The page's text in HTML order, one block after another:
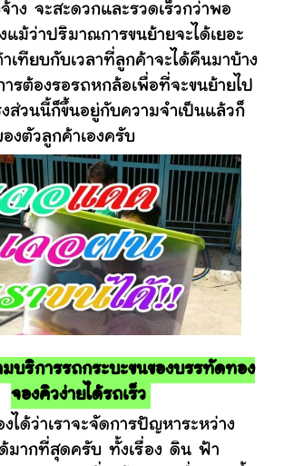
าง จะสะดวกและรวดเร็วกว่าพอ
ม้ว่าปริมาณการขนย้ายจะได้เยอะ
เทียบกับเวลาที่ลูกค้าจะได้คืนมาบ้าง
รต้องรอรถหกล้อเพื่อที่จะขนย้ายไป
ส่วนนี้ก็ขึ้นอยู่กับความจำเป็นแล้วก็
งตัวลูกค้าเองครับ
บริการรถกระบะขนของบรรทัดทอง
จองคิวง่ายได้รถเร็ว
เราจะจัดการปัญหาระหว่าง
ด้มากที่สุดครับ ทั้งเรื่อง ดิน ฟ้า